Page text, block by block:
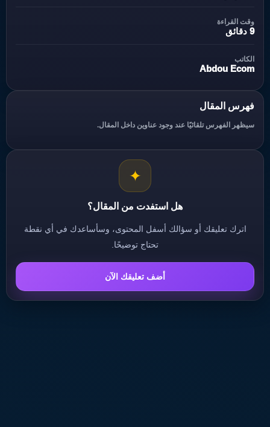
وقت القراءة
9 دقائق
الكاتب
Abdou Ecom
فهرس المقال
سيظهر الفهرس تلقائيًا عند وجود عناوين داخل المقال.
✦
هل استفدت من المقال؟
اترك تعليقك أو سؤالك أسفل المحتوى، وسأساعدك في أي نقطة
تحتاج توضيحًا.
أضف تعليقك الآن